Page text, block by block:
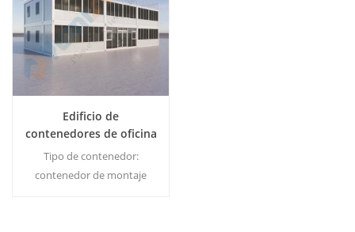
Edificio de
contenedores de oficina
modular de acero de
vidrio
Tipo de contenedor:
contenedor de montaje